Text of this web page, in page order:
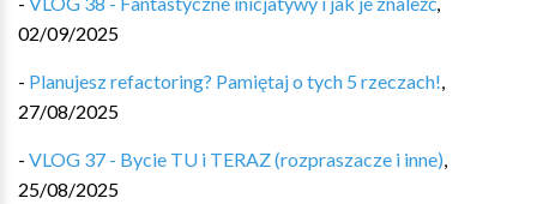
02/09/2025
- Planujesz refactoring? Pamiętaj o tych 5 rzeczach!,
27/08/2025
- VLOG 37 - Bycie TU i TERAZ (rozpraszacze i inne),
25/08/2025